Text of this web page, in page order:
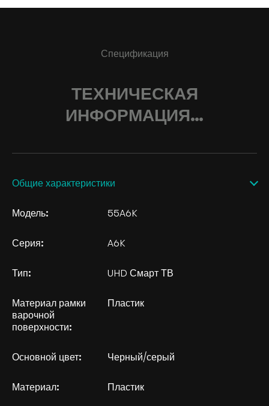
Спецификация
ТЕХНИЧЕСКАЯ
ИНФОРМАЦИЯ…
Общие характеристики
Модель: 55A6K
Серия: A6K
Тип: UHD Смарт ТВ
Материал рамки
варочной
поверхности:
Пластик
Основной цвет: Черный/серый
Материал: Пластик